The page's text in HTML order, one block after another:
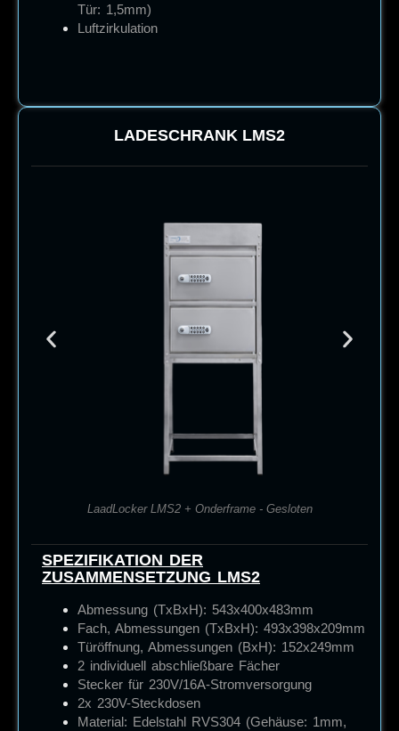
Tür: 1,5mm)
Luftzirkulation
LADESCHRANK LMS2
LaadLocker LMS2 + Onderframe - Gesloten
SPEZIFIKATION DER
ZUSAMMENSETZUNG LMS2
Abmessung (TxBxH): 543x400x483mm
Fach, Abmessungen (TxBxH): 493x398x209mm
Türöffnung, Abmessungen (BxH): 152x249mm
2 individuell abschließbare Fächer
Stecker für 230V/16A-Stromversorgung
2x 230V-Steckdosen
Material: Edelstahl RVS304 (Gehäuse: 1mm,